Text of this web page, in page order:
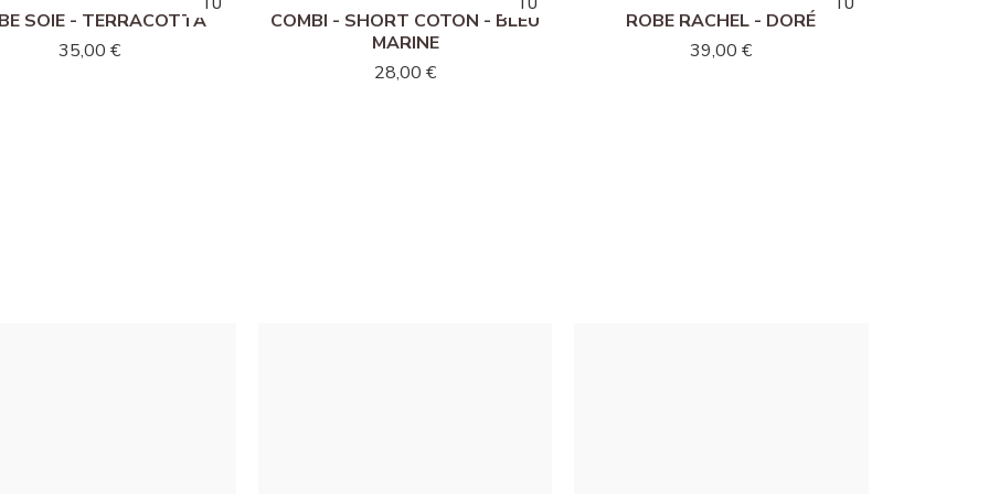
TU
SOIE - TERRACOTTA
35,00 €
TU TU
COMBI - SHORT COTON - BLEU
MARINE
28,00 €
TU TU
ROBE RACHEL - DORÉ
39,00 €
TU